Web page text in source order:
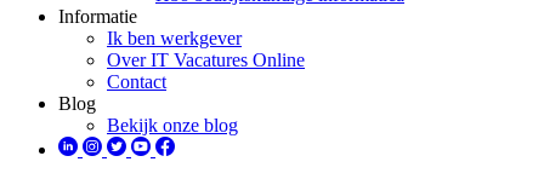
Informatie
Ik ben werkgever
Over IT Vacatures Online
Contact
Blog
Bekijk onze blog